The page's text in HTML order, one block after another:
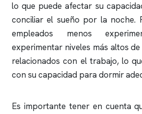
lo que puede afectar su
conciliar el sueño por la noche.
empleados menos
experimentar niveles más altos
relacionados con el trabajo, lo
con su capacidad para dormir
Es importante tener en cuenta